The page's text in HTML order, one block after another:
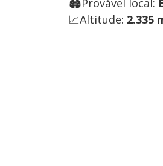
🏟️Provável local:
📈Altitude: 2.335